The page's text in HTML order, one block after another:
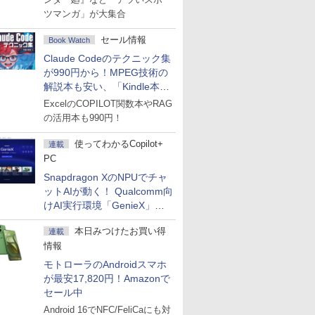
ツマンガ」が大集合
Book Watch セール情報
Claude Codeのテクニック集
が990円から！MPEG技術の
解説本も安い、「Kindle本サ
マーセール」第2弾開始！
ExcelのCOPILOT関数本やRAG
の活用本も990円！
連載
使ってわかるCopilot+
PC
Snapdragon XのNPUでチャ
ットAIが動く！ Qualcomm向
けAI実行環境「GenieX」を
試してみた
連載
本日みつけたお買い得
情報
モトローラのAndroidスマホ
が最安17,820円！Amazonで
セール中
Android 16でNFC/FeliCaにも対